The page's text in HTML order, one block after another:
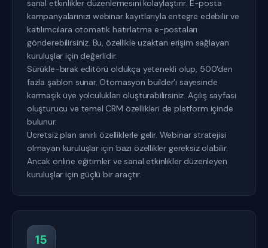
sanal etkinlikler düzenlemesini kolaylaştırır. E-posta
kampanyalarınızı webinar kayıtlarıyla entegre edebilir ve
katılımcılara otomatik hatırlatma e-postaları
gönderebilirsiniz. Bu, özellikle uzaktan erişim sağlayan
kuruluşlar için değerlidir.
Sürükle-bırak editörü oldukça yetenekli olup, 500'den
fazla şablon sunar. Otomasyon builder'ı sayesinde
karmaşık üye yolculukları oluşturabilirsiniz. Açılış sayfası
oluşturucu ve temel CRM özellikleri de platform içinde
bulunur.
Ücretsiz plan sınırlı özelliklerle gelir. Webinar stratejisi
olmayan kuruluşlar için bazı özellikler gereksiz olabilir.
Ancak online eğitimler ve sanal etkinlikler düzenleyen
kuruluşlar için güçlü bir araçtır.
15